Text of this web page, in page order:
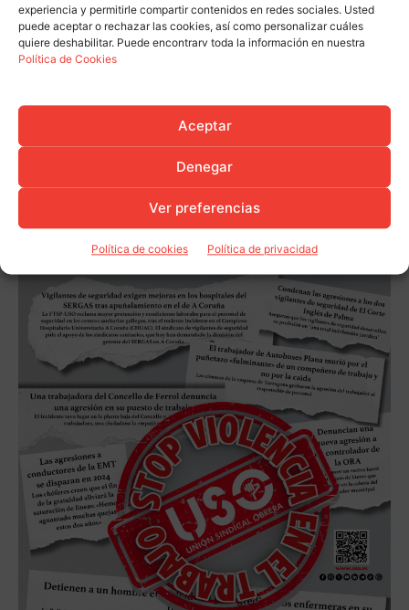
experiencia y permitirle compartir contenidos en redes sociales. Usted
puede aceptar o rechazar las cookies, así como personalizar cuáles
quiere deshabilitar. Puede encontrarv toda la información en nuestra
Política de Cookies
Aceptar
Denegar
Ver preferencias
Política de cookies Política de privacidad